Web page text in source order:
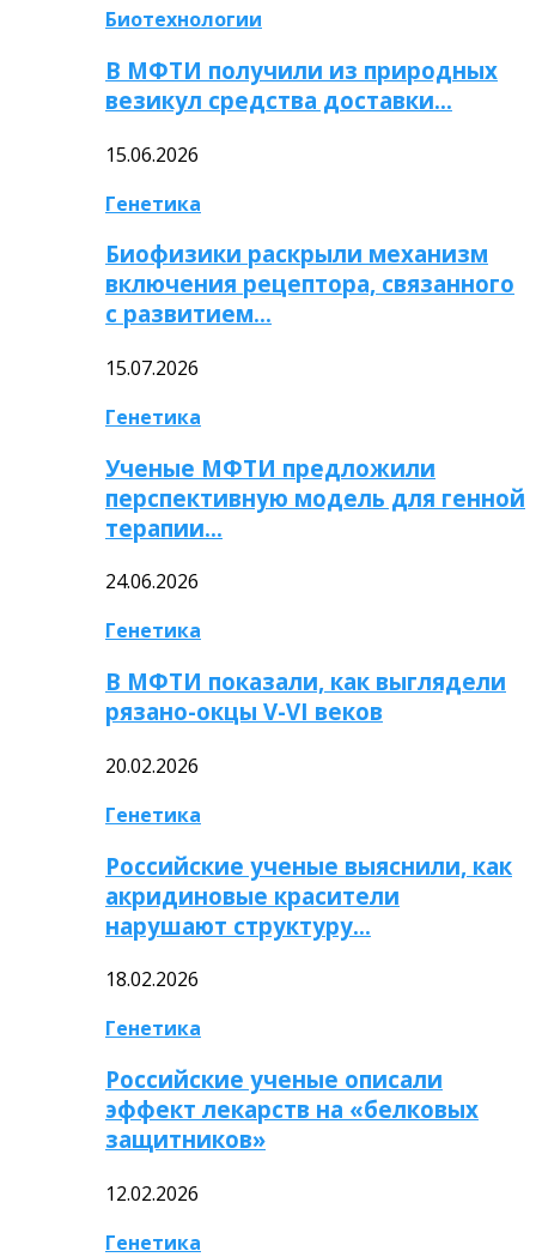
Биотехнологии
В МФТИ получили из природных
везикул средства доставки…
15.06.2026
Генетика
Биофизики раскрыли механизм
включения рецептора, связанного
с развитием…
15.07.2026
Генетика
Ученые МФТИ предложили
перспективную модель для генной
терапии…
24.06.2026
Генетика
В МФТИ показали, как выглядели
рязано-окцы V-VI веков
20.02.2026
Генетика
Российские ученые выяснили, как
акридиновые красители
нарушают структуру…
18.02.2026
Генетика
Российские ученые описали
эффект лекарств на «белковых
защитников»
12.02.2026
Генетика